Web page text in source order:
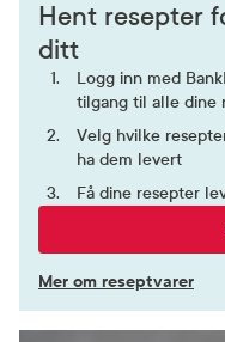
Hent resepter
ditt
Logg inn med
tilgang til alle dine
Velg hvilke
ha dem levert
Få dine resepter
Mer om reseptvarer